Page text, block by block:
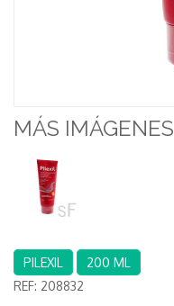
MÁS IMÁGENES
PILEXIL
200 ML
REF: 208832